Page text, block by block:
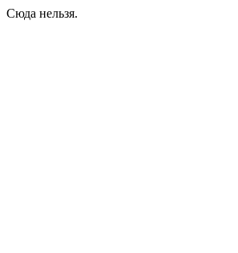
Сюда нельзя.